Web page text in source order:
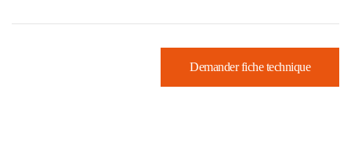
Demander fiche technique